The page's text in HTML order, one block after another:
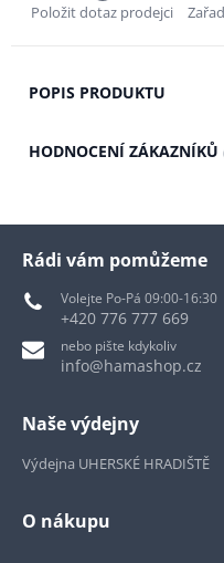
Položit dotaz prodejci
POPIS PRODUKTU
HODNOCENÍ ZÁKAZNÍKŮ
Rádi vám pomůžeme
Volejte Po-Pá 09:00-16:30
+420 776 777 669
nebo pište kdykoliv
info@hamashop.cz
Naše výdejny
Výdejna UHERSKÉ HRADIŠTĚ
O nákupu